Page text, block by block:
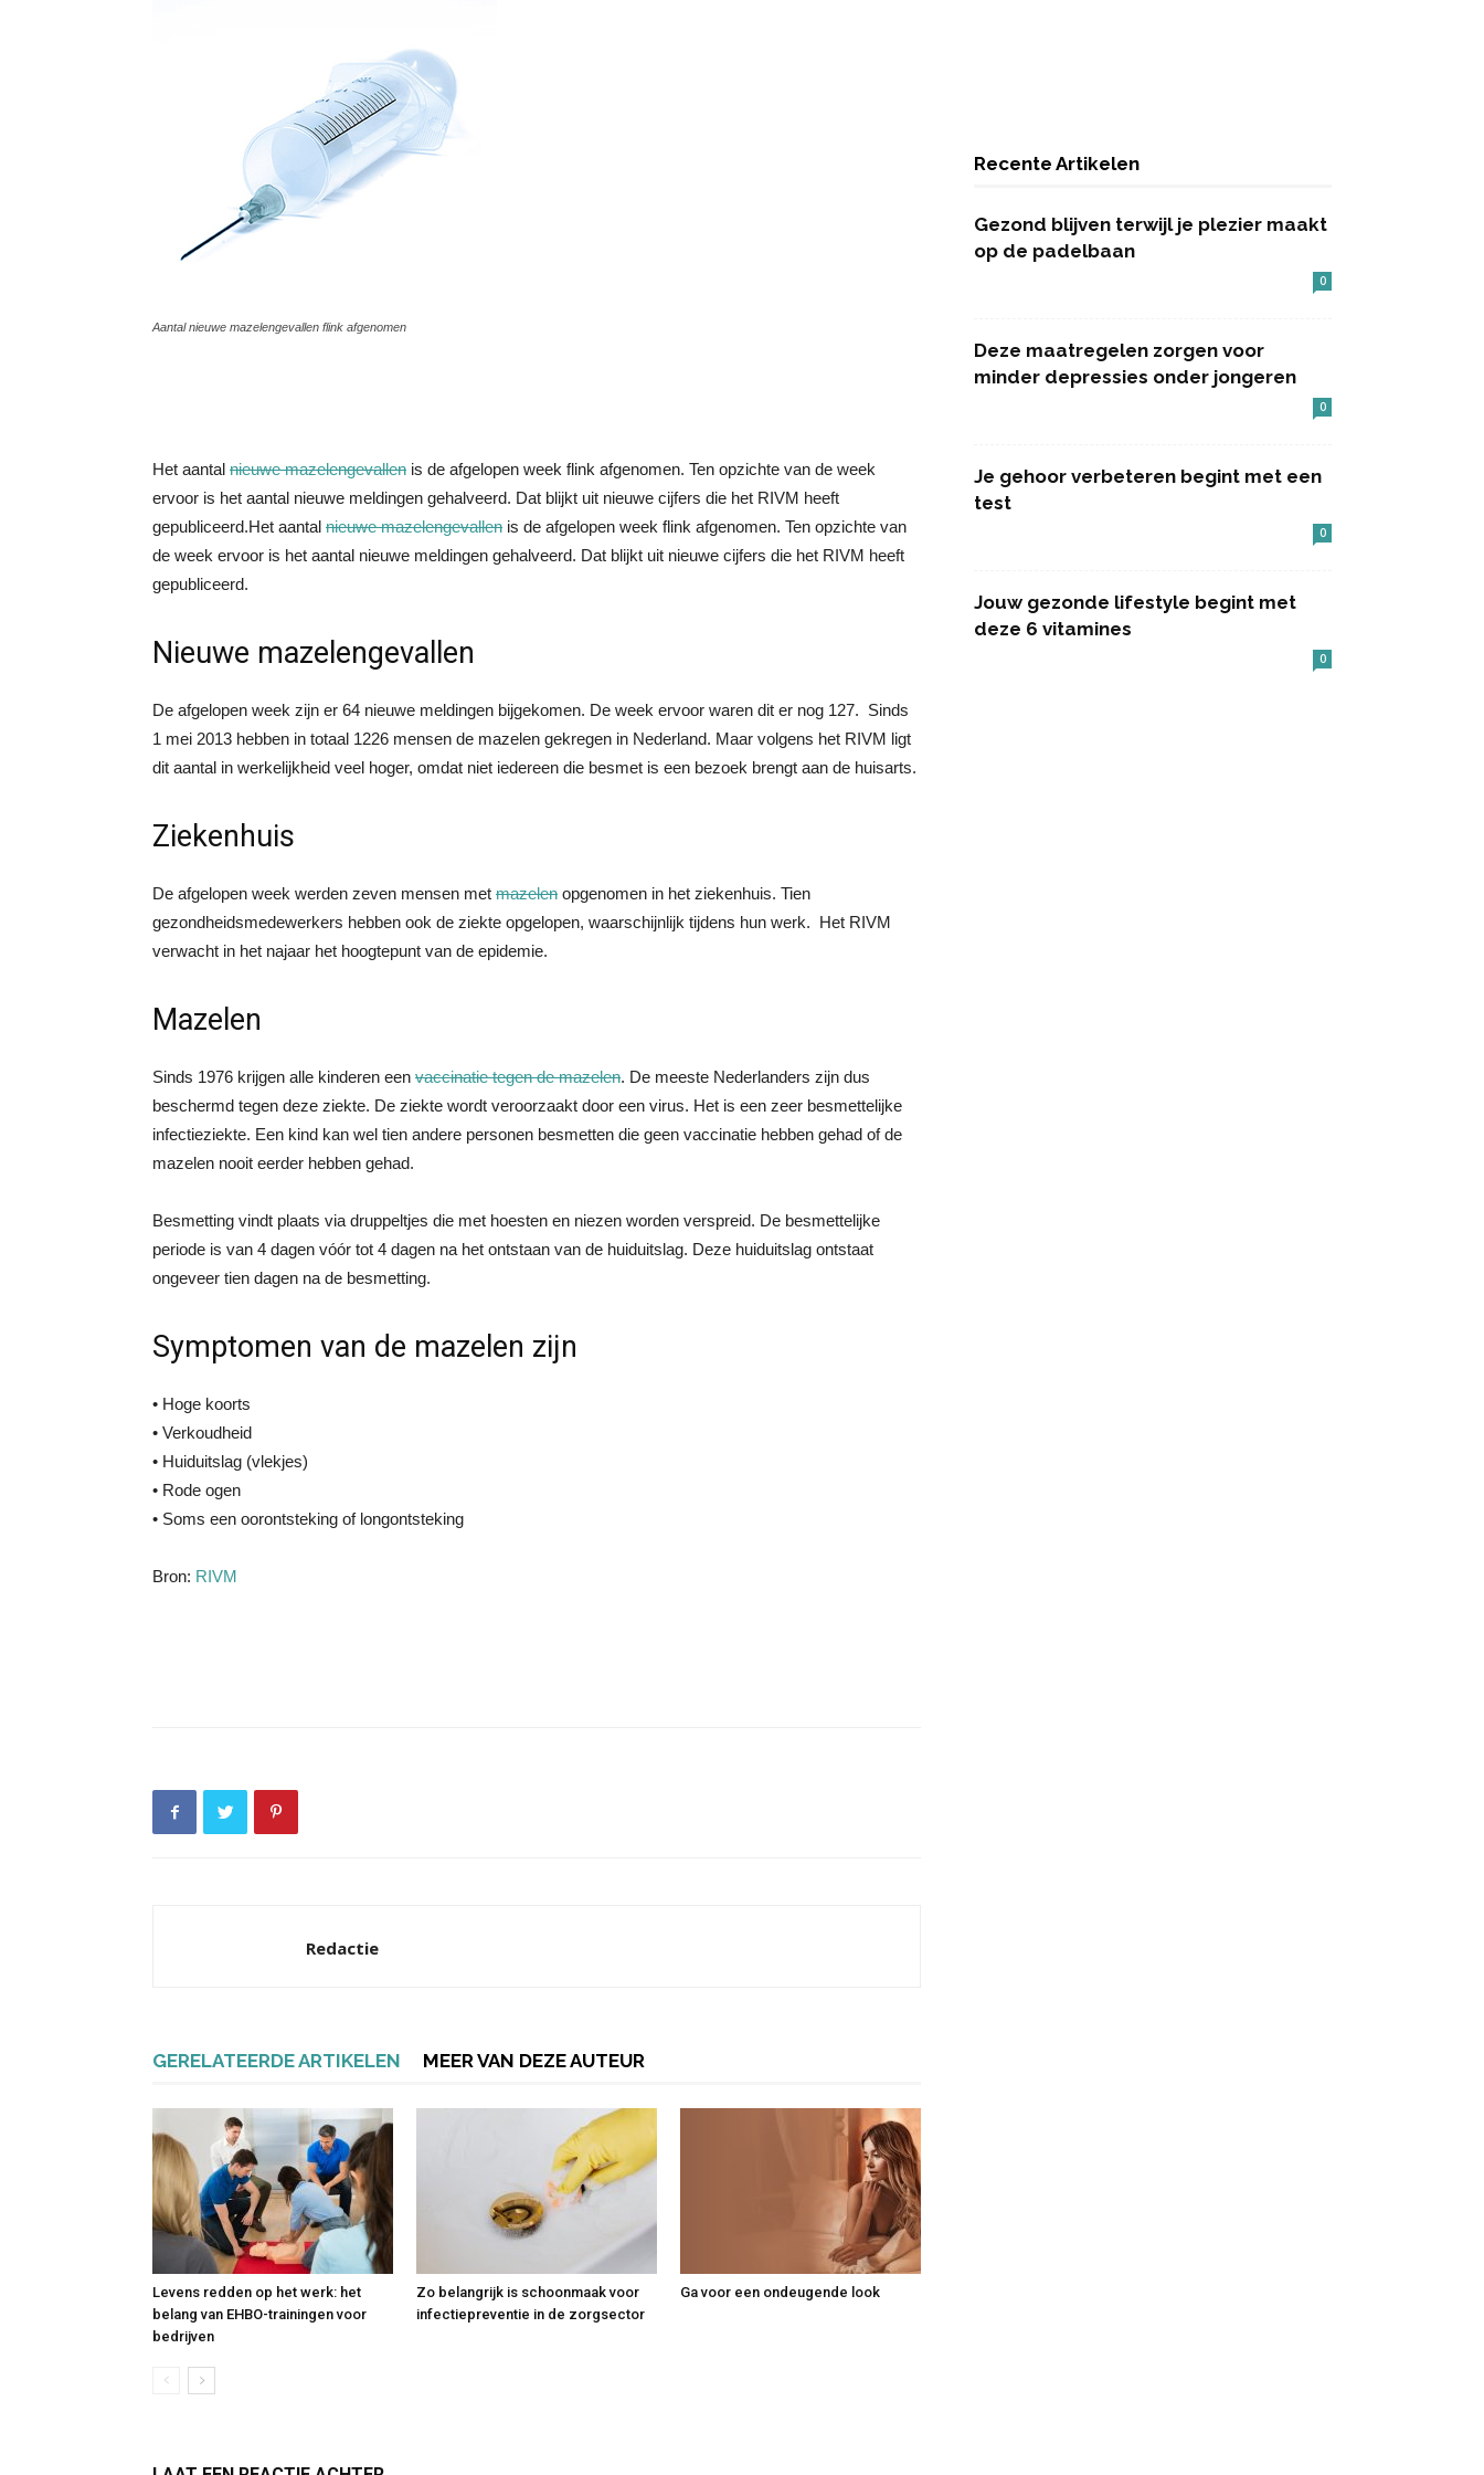
Aantal nieuwe mazelengevallen flink afgenomen
Het aantal nieuwe mazelengevallen is de afgelopen week flink afgenomen. Ten opzichte van de week
ervoor is het aantal nieuwe meldingen gehalveerd. Dat blijkt uit nieuwe cijfers die het RIVM heeft
gepubliceerd.Het aantal nieuwe mazelengevallen is de afgelopen week flink afgenomen. Ten opzichte van
de week ervoor is het aantal nieuwe meldingen gehalveerd. Dat blijkt uit nieuwe cijfers die het RIVM heeft
gepubliceerd.
Nieuwe mazelengevallen
De afgelopen week zijn er 64 nieuwe meldingen bijgekomen. De week ervoor waren dit er nog 127. Sinds
1 mei 2013 hebben in totaal 1226 mensen de mazelen gekregen in Nederland. Maar volgens het RIVM ligt
dit aantal in werkelijkheid veel hoger, omdat niet iedereen die besmet is een bezoek brengt aan de huisarts.
Ziekenhuis
De afgelopen week werden zeven mensen met mazelen opgenomen in het ziekenhuis. Tien
gezondheidsmedewerkers hebben ook de ziekte opgelopen, waarschijnlijk tijdens hun werk. Het RIVM
verwacht in het najaar het hoogtepunt van de epidemie.
Mazelen
Sinds 1976 krijgen alle kinderen een vaccinatie tegen de mazelen. De meeste Nederlanders zijn dus
beschermd tegen deze ziekte. De ziekte wordt veroorzaakt door een virus. Het is een zeer besmettelijke
infectieziekte. Een kind kan wel tien andere personen besmetten die geen vaccinatie hebben gehad of de
mazelen nooit eerder hebben gehad.
Besmetting vindt plaats via druppeltjes die met hoesten en niezen worden verspreid. De besmettelijke
periode is van 4 dagen vóór tot 4 dagen na het ontstaan van de huiduitslag. Deze huiduitslag ontstaat
ongeveer tien dagen na de besmetting.
Symptomen van de mazelen zijn
• Hoge koorts
• Verkoudheid
• Huiduitslag (vlekjes)
• Rode ogen
• Soms een oorontsteking of longontsteking
Bron: RIVM
Redactie
GERELATEERDE ARTIKELEN MEER VAN DEZE AUTEUR
Levens redden op het werk: het
belang van EHBO-trainingen voor
bedrijven
Zo belangrijk is schoonmaak voor
infectiepreventie in de zorgsector
Ga voor een ondeugende look
Recente Artikelen
Gezond blijven terwijl je plezier maakt
op de padelbaan
0
Deze maatregelen zorgen voor
minder depressies onder jongeren
0
Je gehoor verbeteren begint met een
test
0
Jouw gezonde lifestyle begint met
deze 6 vitamines
0